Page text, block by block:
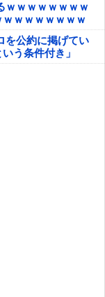
ｗｗｗｗｗｗｗｗ
ｗｗｗｗｗｗｗ
を公約に掲げてい
う条件付き」